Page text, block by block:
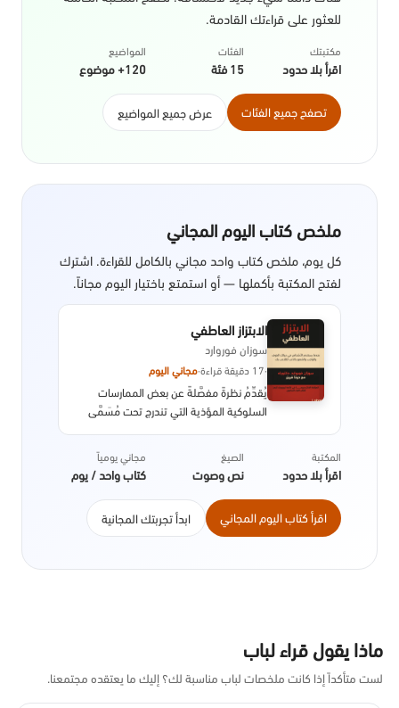
للعثور على قراءتك القادمة.
مكتبتك
اقرأ بلا حدود
الفئات
15 فئة
المواضيع
120+ موضوع
تصفح جميع الفئات عرض جميع المواضيع
ملخص كتاب اليوم المجاني
كل يوم، ملخص كتاب واحد مجاني بالكامل للقراءة. اشترك
لفتح المكتبة بأكملها — أو استمتع باختيار اليوم مجاناً.
الابتزاز العاطفي
سوزان فوروارد
·17 دقيقة قراءة ·مجاني اليوم
يُقدِّمُ نظرةً مفصَّلةً عن بعض الممارسات
السلوكية المؤذية التي تندرج تحت مُسَمَّى
يوضِّحُ ماهية هَذِهِ التَّلَاعُبات وكيفية تجنبها
مع إعطاء أمثلة عملية ونصائح جوهرية
تسمح للضحايا باستعادة زمام الْأُمُوْر واسترجاع
تقديرهم لذواتهم.
المكتبة
اقرأ بلا حدود
الصيغ
نص وصوت
مجاني يومياً
كتاب واحد / يوم
اقرأ كتاب اليوم المجاني ابدأ تجربتك المجانية
ماذا يقول قراء لباب
لست متأكداً إذا كانت ملخصات لباب مناسبة لك؟ إليك ما يعتقده مجتمعنا.